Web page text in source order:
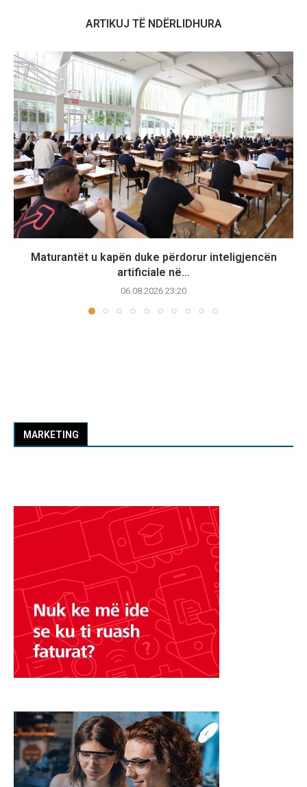
ARTIKUJ TË NDËRLIDHURA
Maturantët u kapën duke përdorur inteligjencën
artificiale në...
06.08.2026 23:20
MARKETING